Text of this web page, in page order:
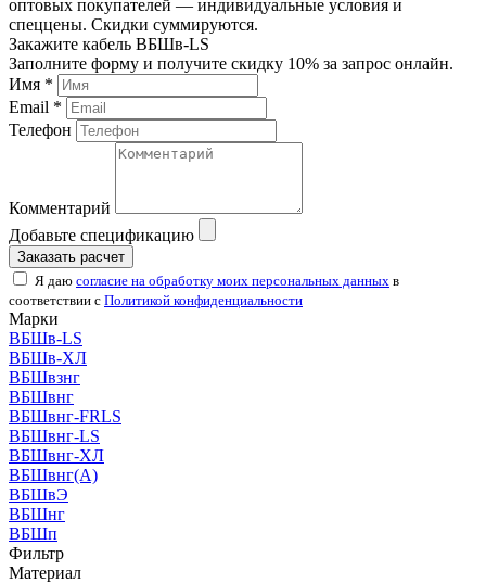
оптовых покупателей — индивидуальные условия и
спеццены. Скидки суммируются.
Закажите кабель ВБШв-LS
Заполните форму и получите скидку 10% за запрос онлайн.
Имя *
Email *
Телефон
Комментарий
Добавьте спецификацию
Заказать расчет
Я даю согласие на обработку моих персональных данных в
соответствии с Политикой конфиденциальности
Марки
ВБШв-LS
ВБШв-ХЛ
ВБШвзнг
ВБШвнг
ВБШвнг-FRLS
ВБШвнг-LS
ВБШвнг-ХЛ
ВБШвнг(А)
ВБШвЭ
ВБШнг
ВБШп
Фильтр
Материал